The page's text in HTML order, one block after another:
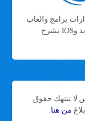
برامج والعاب
الموبايل والأجهزة اللوحية التي تعمل بنظامي اندرويد وIOS بشرح
لا تنتهك حقوق
من هنا.